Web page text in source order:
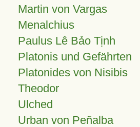
Martin von Vargas
Menalchius
Paulus Lê Bảo Tịnh
Platonis und Gefährten
Platonides von Nisibis
Theodor
Ulched
Urban von Peñalba